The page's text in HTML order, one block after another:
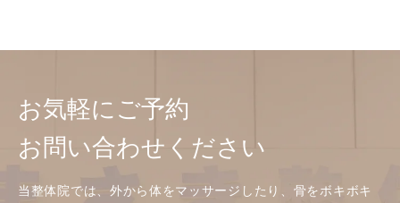
お気軽にご予約
お問い合わせください
当整体院では、外から体をマッサージしたり、骨をボキボキ